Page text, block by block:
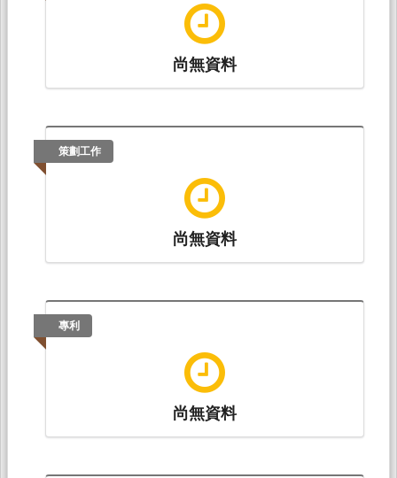
尚無資料
策劃工作
尚無資料
專利
尚無資料